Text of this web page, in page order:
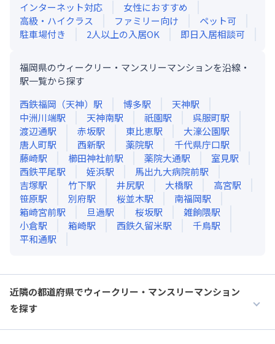
インターネット対応
女性におすすめ
高級・ハイクラス
ファミリー向け
ペット可
駐車場付き
2人以上の入居OK 即日入居相談可
福岡県のウィークリー・マンスリーマンションを沿線・
駅一覧から探す
西鉄福岡（天神） 駅 博多駅 天神駅
中洲川端駅 天神南駅 祇園駅 呉服町駅
渡辺通駅 赤坂駅 東比恵駅 大濠公園駅
唐人町駅 西新駅 薬院駅 千代県庁口駅
藤崎駅 櫛田神社前駅 薬院大通駅 室見駅
西鉄平尾駅 姪浜駅 馬出九大病院前駅
吉塚駅 竹下駅 井尻駅 大橋駅 高宮駅
笹原駅 別府駅 桜並木駅 南福岡駅
箱崎宮前駅 旦過駅 桜坂駅 雑餉隈駅
小倉駅 箱崎駅 西鉄久留米駅 千鳥駅
平和通駅
近隣の都道府県でウィークリー・マンスリーマンション
を探す